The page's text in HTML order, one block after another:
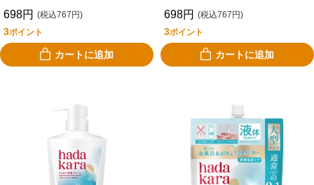
ローラル 詰替 大 ７５０
698円 (税込767円)
3ポイント
カートに追加
ーミーソープ 本体 ５４０
698円 (税込767円)
3ポイント
カートに追加